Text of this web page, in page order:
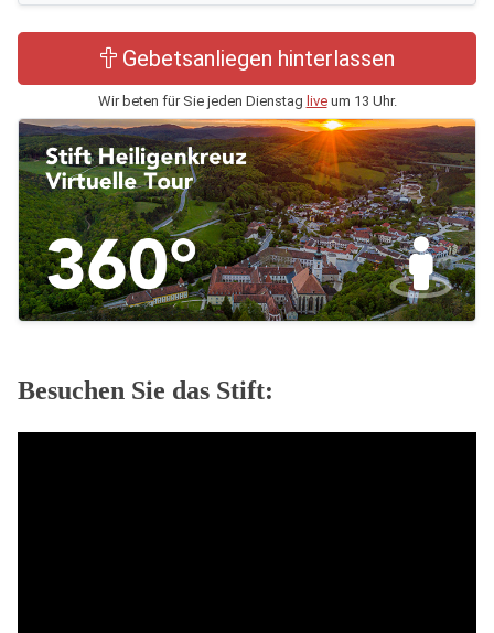
Gebetsanliegen hinterlassen
Wir beten für Sie jeden Dienstag liveum 13 Uhr.
Besuchen Sie das Stift: